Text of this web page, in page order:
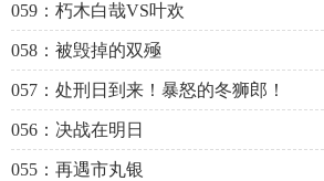
21:19:50 )
059：朽木白哉VS叶欢
058：被毁掉的双殛
057：处刑日到来！暴怒的冬狮郎！
056：决战在明日
055：再遇市丸银